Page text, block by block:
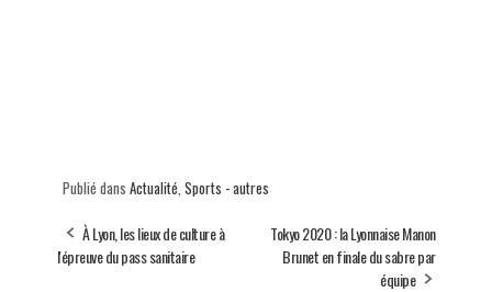
Publié dans Actualité Sports - autres
À Lyon, les lieux de culture à
l'épreuve du pass sanitaire
Tokyo 2020 : la Lyonnaise Manon
Brunet en finale du sabre par
équipe